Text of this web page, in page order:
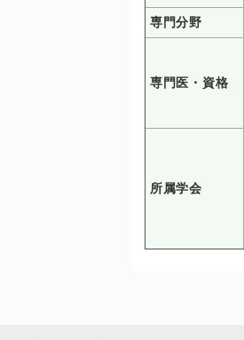
専門分野
専門医・資格
所属学会